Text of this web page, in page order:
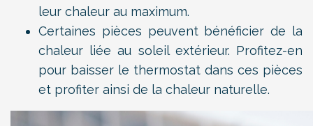
leur chaleur au maximum.
Certaines pièces peuvent bénéficier de la
chaleur liée au soleil extérieur. Profitez-en
pour baisser le thermostat dans ces pièces
et profiter ainsi de la chaleur naturelle.